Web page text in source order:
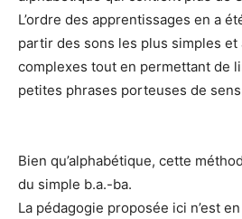
L’ordre des apprentissages en a
partir des sons les plus simples et
complexes tout en permettant de
petites phrases porteuses de
Bien qu’alphabétique, cette
du simple b.a.-ba.
La pédagogie proposée ici n’est